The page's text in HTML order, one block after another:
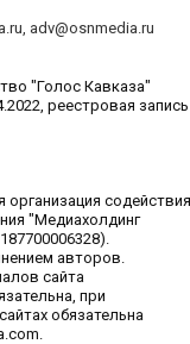
, adv@osnmedia.ru
"Голос Кавказа"
реестровая запись
содействия
"Медиахолдинг
авторов.
сайта
при
обязательна